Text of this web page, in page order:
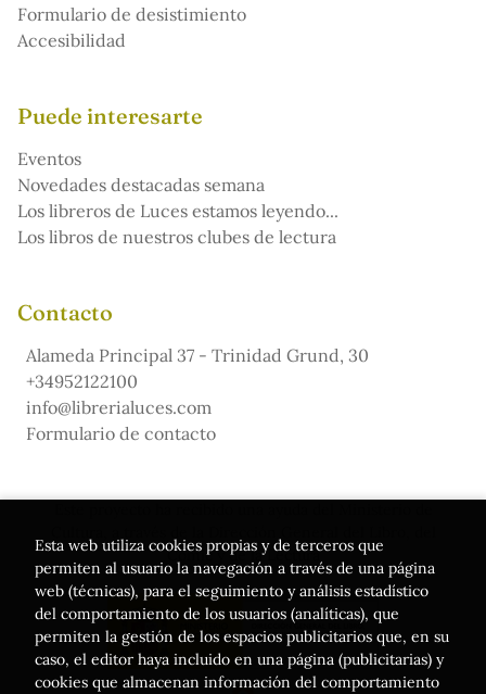
Formulario de desistimiento
Accesibilidad
Puede interesarte
Eventos
Novedades destacadas semana
Los libreros de Luces estamos leyendo...
Los libros de nuestros clubes de lectura
Contacto
Alameda Principal 37 - Trinidad Grund, 30
+34952122100
info@librerialuces.com
Formulario de contacto
Cómic y de la Lectura
Esta web utiliza cookies propias y de terceros que
permiten al usuario la navegación a través de una página
web (técnicas), para el seguimiento y análisis estadístico
del comportamiento de los usuarios (analíticas), que
permiten la gestión de los espacios publicitarios que, en su
caso, el editor haya incluido en una página (publicitarias) y
cookies que almacenan información del comportamiento